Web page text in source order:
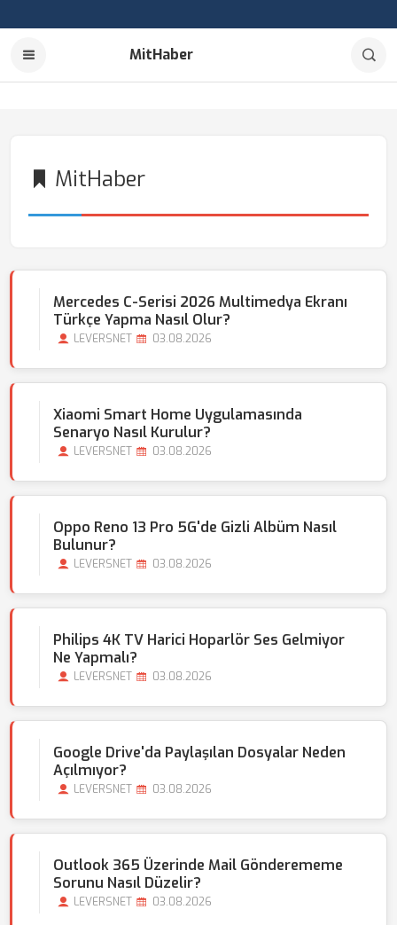
MitHaber
MitHaber
Mercedes C-Serisi 2026 Multimedya Ekranı
Türkçe Yapma Nasıl Olur?
LEVERSNET 03.08.2026
Xiaomi Smart Home Uygulamasında
Senaryo Nasıl Kurulur?
LEVERSNET 03.08.2026
Oppo Reno 13 Pro 5G'de Gizli Albüm Nasıl
Bulunur?
LEVERSNET 03.08.2026
Philips 4K TV Harici Hoparlör Ses Gelmiyor
Ne Yapmalı?
LEVERSNET 03.08.2026
Google Drive'da Paylaşılan Dosyalar Neden
Açılmıyor?
LEVERSNET 03.08.2026
Outlook 365 Üzerinde Mail Gönderememe
Sorunu Nasıl Düzelir?
LEVERSNET 03.08.2026